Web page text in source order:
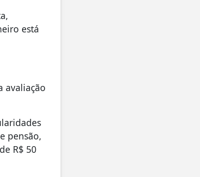
está
avaliação
pensão,
R$ 50